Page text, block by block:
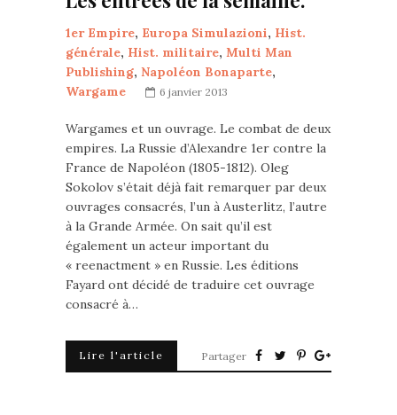
1er Empire, Europa Simulazioni, Hist.
générale, Hist. militaire, Multi Man
Publishing, Napoléon Bonaparte,
Wargame
6 janvier 2013
Wargames et un ouvrage. Le combat de deux
empires. La Russie d’Alexandre 1er contre la
France de Napoléon (1805-1812). Oleg
Sokolov s’était déjà fait remarquer par deux
ouvrages consacrés, l’un à Austerlitz, l’autre
à la Grande Armée. On sait qu’il est
également un acteur important du
« reenactment » en Russie. Les éditions
Fayard ont décidé de traduire cet ouvrage
consacré à…
Lire l'article Partager